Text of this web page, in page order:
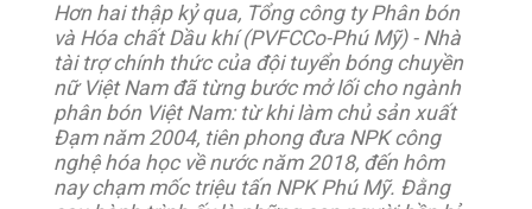
Hơn hai thập kỷ qua, Tổng công ty Phân bón
và Hóa chất Dầu khí (PVFCCo-Phú Mỹ) - Nhà
tài trợ chính thức của đội tuyển bóng chuyền
nữ Việt Nam đã từng bước mở lối cho ngành
phân bón Việt Nam: từ khi làm chủ sản xuất
Đạm năm 2004, tiên phong đưa NPK công
nghệ hóa học về nước năm 2018, đến hôm
nay chạm mốc triệu tấn NPK Phú Mỹ. Đằng